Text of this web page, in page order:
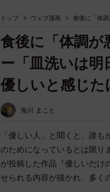
トップ ウェブ漫画 食後に「体
食後に「体調
ー「皿洗いは
優しいと感じ
海川 まこと
「優しい人」と聞くと、誰
のためになっているとは限り
が投稿した作品『優しいだけ
せられる内容が描かれ、多く